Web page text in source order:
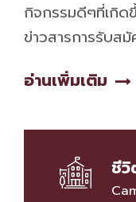
กิจกรรมดีๆที่เกิด
ข่าวสารการรับส
อ่านเพิ่มเติม
ชีวิ